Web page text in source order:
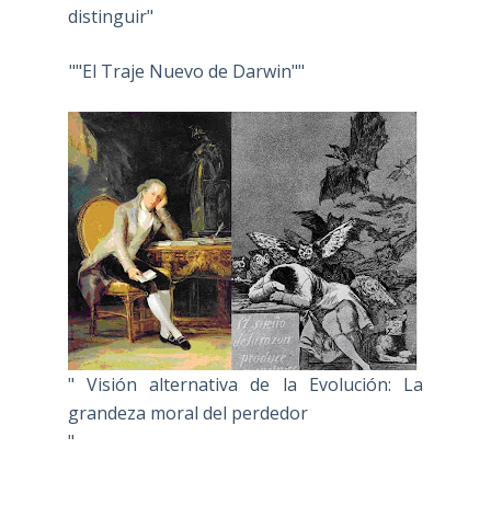
distinguir"
""El Traje Nuevo de Darwin""
" Visión alternativa de la Evolución: La
grandeza moral del perdedor
"